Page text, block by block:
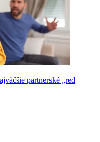
partnerské „red